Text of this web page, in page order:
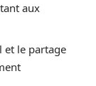
aux
et le partage